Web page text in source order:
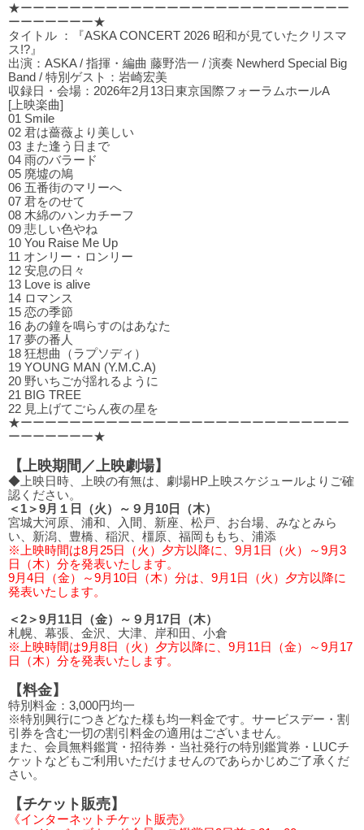
★ーーーーーーーーーーーーーーーーーーーーーーーーーーー
ーーーーーーー★
タイトル ：『ASKA CONCERT 2026 昭和が見ていたクリスマ
ス!?』
出演：ASKA / 指揮・編曲 藤野浩一 / 演奏 Newherd Special Big
Band / 特別ゲスト：岩崎宏美
収録日・会場：2026年2月13日東京国際フォーラムホールA
[上映楽曲]
01 Smile
02 君は薔薇より美しい
03 また逢う⽇まで
04 ⾬のバラード
05 廃墟の鳩
06 五番街のマリーへ
07 君をのせて
08 木綿のハンカチーフ
09 悲しい⾊やね
10 You Raise Me Up
11 オンリー・ロンリー
12 安息の⽇々
13 Love is alive
14 ロマンス
15 恋の季節
16 あの鐘を鳴らすのはあなた
17 夢の番⼈
18 狂想曲（ラプソディ）
19 YOUNG MAN (Y.M.C.A)
20 野いちごが揺れるように
21 BIG TREE
22 ⾒上げてごらん夜の星を
★ーーーーーーーーーーーーーーーーーーーーーーーーーーー
ーーーーーーー★
【上映期間／上映劇場】
◆上映日時、上映の有無は、劇場HP上映スケジュールよりご確
認ください。
＜1＞9月１日（火）～９月10日（木）
宮城大河原、浦和、入間、新座、松戸、お台場、みなとみら
い、新潟、豊橋、稲沢、橿原、福岡ももち、浦添
※上映時間は8月25日（火）夕方以降に、9月1日（火）～9月3
日（木）分を発表いたします。
9月4日（金）～9月10日（木）分は、9月1日（火）夕方以降に
発表いたします。
＜2＞9月11日（金）～９月17日（木）
札幌、幕張、金沢、大津、岸和田、小倉
※上映時間は9月8日（火）夕方以降に、9月11日（金）～9月17
日（木）分を発表いたします。
【料金】
特別料金：3,000円均一
※特別興行につきどなた様も均一料金です。サービスデー・割
引券を含む一切の割引料金の適用はございません。
また、会員無料鑑賞・招待券・当社発行の特別鑑賞券・LUCチ
ケットなどもご利用いただけませんのであらかじめご了承くだ
さい。
【チケット販売】
《インターネットチケット販売》